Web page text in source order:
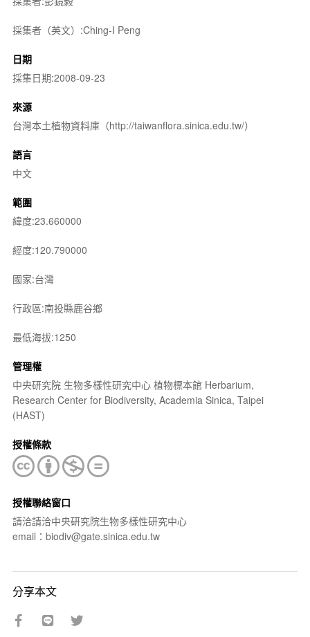
採集者（英文）:Ching-I Peng
日期
採集日期:2008-09-23
來源
台灣本土植物資料庫（http://taiwanflora.sinica.edu.tw/）
語言
中文
範圍
緯度:23.660000
經度:120.790000
國家:台灣
行政區:南投縣鹿谷鄉
最低海拔:1250
管理權
中央研究院 生物多樣性研究中心 植物標本館 Herbarium,
Research Center for Biodiversity, Academia Sinica, Taipei
(HAST)
授權條款
授權聯絡窗口
請洽請洽中央研究院生物多樣性研究中心
email：biodiv@gate.sinica.edu.tw
分享本文